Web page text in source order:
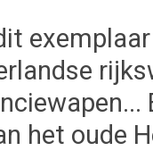
het oude